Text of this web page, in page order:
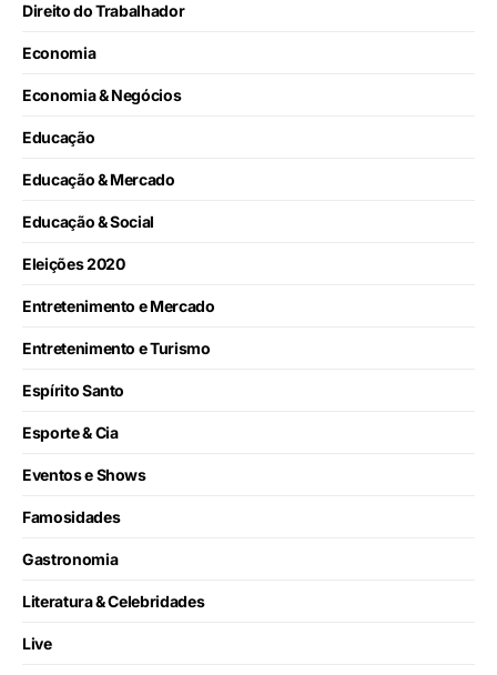
Direito do Trabalhador
Economia
Economia & Negócios
Educação
Educação & Mercado
Educação & Social
Eleições 2020
Entretenimento e Mercado
Entretenimento e Turismo
Espírito Santo
Esporte & Cia
Eventos e Shows
Famosidades
Gastronomia
Literatura & Celebridades
Live